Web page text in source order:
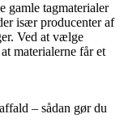
gamle tagmaterialer
især producenter af
Ved at vælge
materialerne får et
– sådan gør du